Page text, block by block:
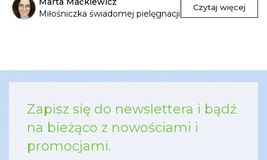
Miłośniczka świadomej pielęgnacji
Czytaj więcej
Zapisz się do newslettera i bądź
na bieżąco z nowościami i
promocjami.